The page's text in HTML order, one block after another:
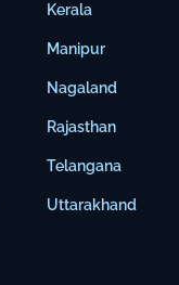
Kerala
Manipur
Nagaland
Rajasthan
Telangana
Uttarakhand